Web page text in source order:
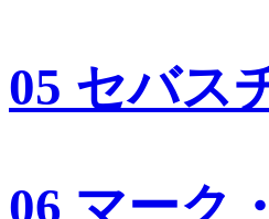
05 セバス
06 マーク